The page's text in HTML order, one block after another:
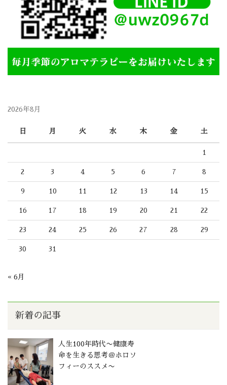
2026年8月
日 月 火 水 木 金 土
1
2 3 4 5 6 7 8
9 10 11 12 13 14 15
16 17 18 19 20 21 22
23 24 25 26 27 28 29
30 31
« 6月
新着の記事
人生100年時代〜健康寿
命を生きる思考＠ホロソ
フィーのススメ〜